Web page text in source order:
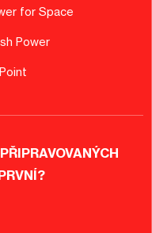
for Space
Power